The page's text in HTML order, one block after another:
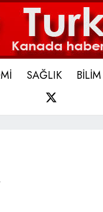
SAĞLIK BİLİM